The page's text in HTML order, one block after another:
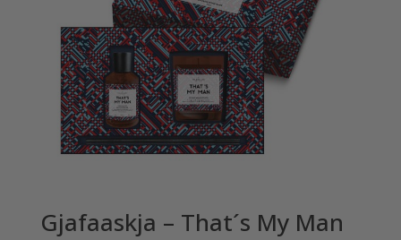
Gjafaaskja – That´s My Man